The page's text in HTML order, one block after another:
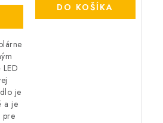
je
a je
pre
DO KOŠÍKA